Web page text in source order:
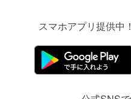
スマホアプリ提供中